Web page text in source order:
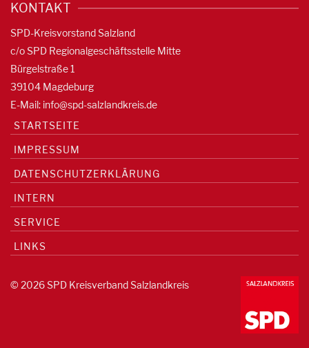
KONTAKT
SPD-Kreisvorstand Salzland
c/o SPD Regionalgeschäftsstelle Mitte
Bürgelstraße 1
39104 Magdeburg
E-Mail: info@spd-salzlandkreis.de
STARTSEITE
IMPRESSUM
DATENSCHUTZERKLÄRUNG
INTERN
SERVICE
LINKS
© 2026 SPD Kreisverband Salzlandkreis